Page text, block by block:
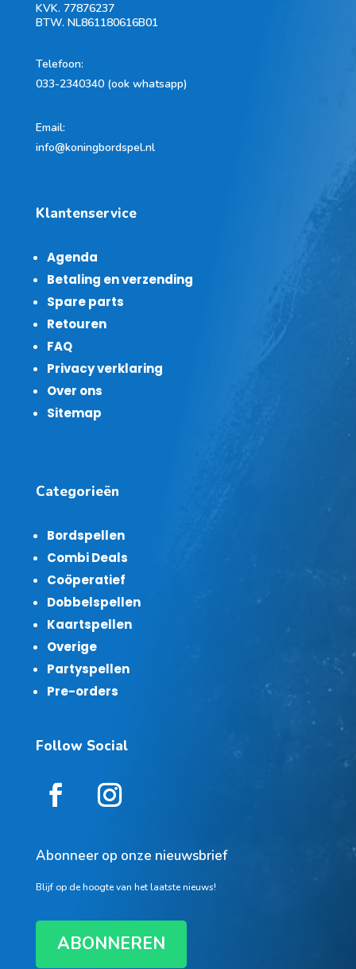
KVK. 77876237
BTW. NL861180616B01
Telefoon:
033-2340340 (ook whatsapp)
Email:
info@koningbordspel.nl
Klantenservice
Agenda
Betaling en verzending
Spare parts
Retouren
FAQ
Privacy verklaring
Over ons
Sitemap
Categorieën
Bordspellen
Combi Deals
Coöperatief
Dobbelspellen
Kaartspellen
Overige
Partyspellen
Pre-orders
Follow Social
Abonneer op onze nieuwsbrief
Blijf op de hoogte van het laatste nieuws!
ABONNEREN